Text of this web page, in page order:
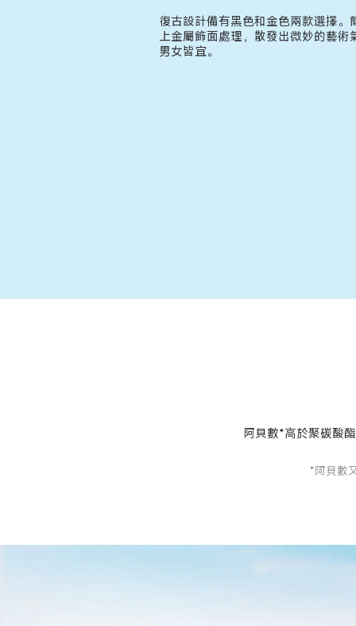
復古設計備有黑色和金色兩款選擇。
上金屬飾面處理，散發出微妙的藝術
男女皆宜。
阿貝數*高於聚碳酸
*阿貝數